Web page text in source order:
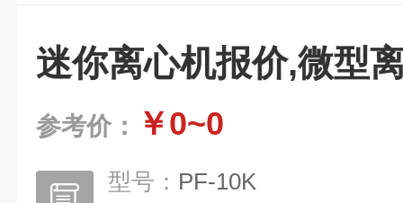
迷你离心机报价,微型
参考价： ￥0~0
型号： PF-10K